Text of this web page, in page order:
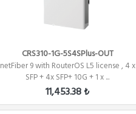
CRS310-1G-5S4SPlus-OUT
netFiber 9 with RouterOS L5 license , 4 x
SFP + 4x SFP+ 10G + 1 x ...
11,453.38 ₺